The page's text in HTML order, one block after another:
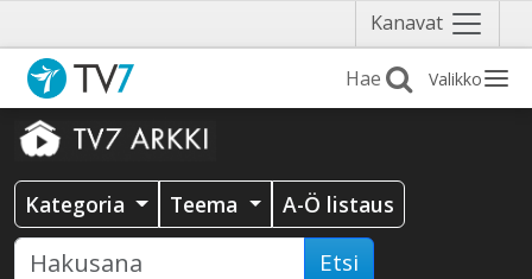
Kanavat Näytä
valikko
Valikko
Kategoria Teema A-Ö listaus
Etsi